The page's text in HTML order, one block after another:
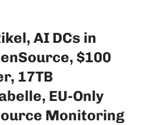
AI DCs in
$100
17TB
EU-Only
Monitoring